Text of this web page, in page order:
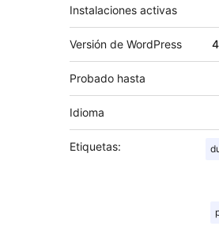
Instalaciones activas
Versión de WordPress
Probado hasta
Idioma
Etiquetas: